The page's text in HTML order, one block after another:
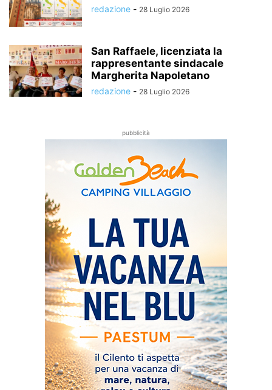
redazione - 28 Luglio 2026
San Raffaele, licenziata la
rappresentante sindacale
Margherita Napoletano
redazione - 28 Luglio 2026
pubblicità